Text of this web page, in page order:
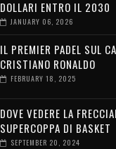
DOLLARI ENTRO IL 2030
JANUARY 06, 2026
IL PREMIER PADEL SUL
CRISTIANO RONALDO
FEBRUARY 18, 2025
DOVE VEDERE LA
SUPERCOPPA DI BASKET
SEPTEMBER 20, 2024